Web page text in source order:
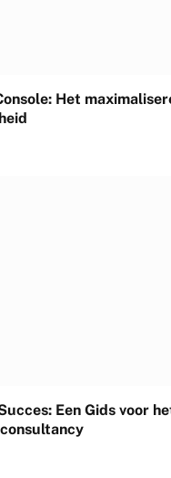
Het
Een Gids voor